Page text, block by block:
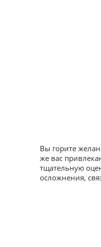
Вы горите
же вас
тщательную
осложнения,